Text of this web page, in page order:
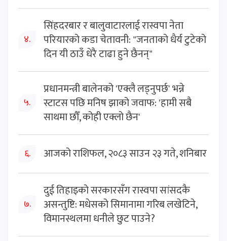
४.
सिंहदरबार र बालुवाटारलाई रास्वपा नेता
परियारको कडा चेतावनी: "जनताको धैर्य टुटेको
दिन यी ठाउँ धेरै टाढा हुने छैनन्"
५.
प्रधानमन्त्री बालेनको 'एक्लै लड्नुपर्छ' भन्ने
स्टाटस पछि मनिष झाको जवाफ: 'हामी सबै
साथमा छौँ, कोही एक्लो छैन'
६. आजको राशिफल, २०८३ साउन २३ गते, शनिबार
७.
दुई तिहाइको सरकारसँग रास्वपा सांसदकै
असन्तुष्टि: मधेसको सिमानामा गरिब लखेटिने,
विमानस्थलमा धनीले छुट पाउने?